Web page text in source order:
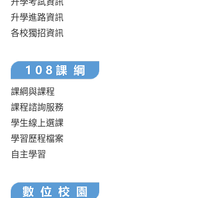
升學進路資訊
各校獨招資訊
課綱與課程
課程諮詢服務
學生線上選課
學習歷程檔案
自主學習